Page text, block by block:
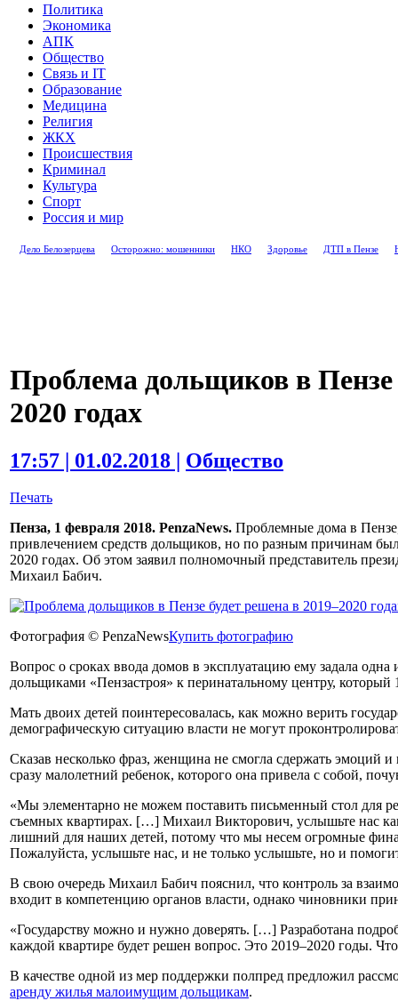
Политика
Экономика
АПК
Общество
Связь и IT
Образование
Медицина
Религия
ЖКХ
Происшествия
Криминал
Культура
Спорт
Россия и мир
Дело Белозерцева Осторожно: мошенники НКО Здоровье ДТП в Пензе
Проблема дольщиков в Пензе
2020 годах
17:57 | 01.02.2018 | Общество
Печать
Пенза, 1 февраля 2018. PenzaNews. Проблемные дома в
привлечением средств дольщиков, но по разным причинам
2020 годах. Об этом заявил полномочный представитель
Михаил Бабич.
Фотография © PenzaNewsКупить фотографию
Вопрос о сроках ввода домов в эксплуатацию ему задала
дольщиками «Пензастроя» к перинатальному центру, который
Мать двоих детей поинтересовалась, как можно верить
демографическую ситуацию власти не могут
Сказав несколько фраз, женщина не смогла сдержать эмоций
сразу малолетний ребенок, которого она привела с собой,
«Мы элементарно не можем поставить письменный стол для
съемных квартирах. […] Михаил Викторович, услышьте нас
лишний для наших детей, потому что мы несем огромные
Пожалуйста, услышьте нас, и не только услышьте, но и
В свою очередь Михаил Бабич пояснил, что контроль за
входит в компетенцию органов власти, однако чиновники
«Государству можно и нужно доверять. […] Разработана
каждой квартире будет решен вопрос. Это 2019–2020 годы.
В качестве одной из мер поддержки полпред предложил
аренду жилья малоимущим дольщикам.